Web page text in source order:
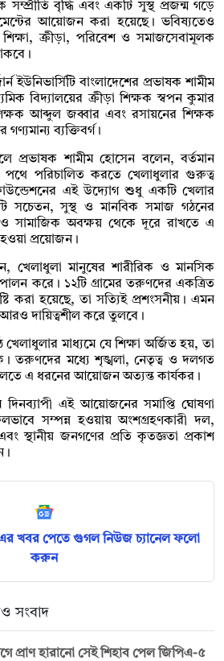
সম্প্রীতি বৃদ্ধি এবং একটি সুস্থ প্রজন্ম গড়ে
আয়োজন করা হয়েছে। ভবিষ্যতেও
ক্রীড়া, পরিবেশ ও সমাজসেবামূলক
ইউনিভার্সিটি বাংলাদেশের প্রভাষক শামীম
বিদ্যালয়ের ক্রীড়া শিক্ষক স্বপন কুমার
আব্দুল জব্বার এবং রসায়নের শিক্ষক
ব্যক্তিবর্গ।
প্রভাষক শামীম হোসেন বলেন, বর্তমান
পরিচালিত করতে খেলাধুলার গুরুত্ব
এই উদ্যোগ শুধু একটি খেলার
সুস্থ ও মানবিক সমাজ গঠনের
সামাজিক অবক্ষয় থেকে দূরে রাখতে এ
প্রয়োজন।
খেলাধুলা মানুষের শারীরিক ও মানসিক
করে। ১২টি গ্রামের তরুণদের একত্রিত
করা হয়েছে, তা সত্যিই প্রশংসনীয়। এমন
দায়িত্বশীল করে তুলবে।
মাধ্যমে যে শিক্ষা অর্জিত হয়, তা
তরুণদের মধ্যে শৃঙ্খলা, নেতৃত্ব ও দলগত
এ ধরনের আয়োজন অত্যন্ত কার্যকর।
দিনব্যাপী এই আয়োজনের সমাপ্তি ঘোষণা
সম্পন্ন হওয়ায় অংশগ্রহণকারী দল,
স্থানীয় জনগণের প্রতি কৃতজ্ঞতা প্রকাশ
খবর পেতে গুগল নিউজ চ্যানেল ফলো
করুন
সংবাদ
প্রাণ হারানো সেই শিহাব পেল জিপিএ-৫